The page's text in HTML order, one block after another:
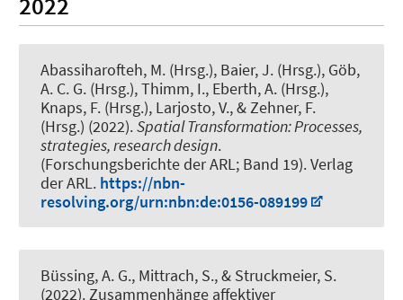
Abassiharofteh, M. (Hrsg.), Baier, J. (Hrsg.), Göb,
A. C. G. (Hrsg.), Thimm, I., Eberth, A. (Hrsg.),
Knaps, F. (Hrsg.), Larjosto, V., & Zehner, F.
(Hrsg.) (2022).Spatial Transformation: Processes,
strategies, research design.
(Forschungsberichte der ARL; Band 19). Verlag
der ARL. https://nbn-
resolving.org/urn:nbn:de:0156-089199
Büssing, A. G., Mittrach, S., & Struckmeier, S.
(2022).Zusammenhänge affektiver